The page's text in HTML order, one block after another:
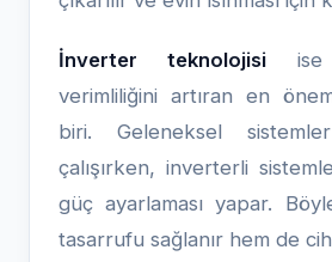
İnverter teknolojisiise
verimliliğini artıran en
biri. Geleneksel
çalışırken, inverterli
güç ayarlaması yapar.
tasarrufu sağlanır hem de